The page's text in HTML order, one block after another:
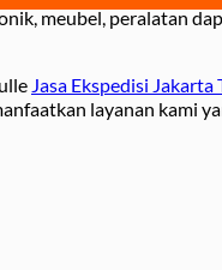
meubel, peralatan
Jasa Ekspedisi Jakarta
layanan kami